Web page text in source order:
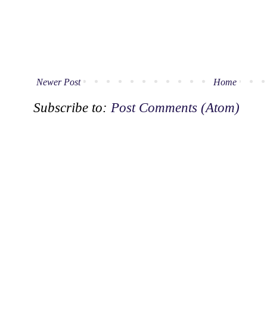
Newer Post Home
Subscribe to: Post Comments (Atom)